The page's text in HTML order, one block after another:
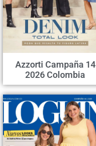
Azzorti Campaña 14
2026 Colombia